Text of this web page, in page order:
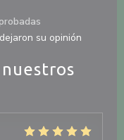
su opinión